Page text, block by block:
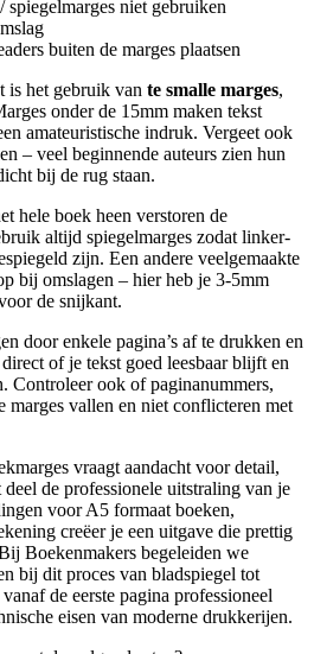
spiegelmarges niet gebruiken
buiten de marges plaatsen
is het gebruik van te smalle marges,
onder de 15mm maken tekst
amateuristische indruk. Vergeet ook
– veel beginnende auteurs zien hun
bij de rug staan.
hele boek heen verstoren de
altijd spiegelmarges zodat linker-
zijn. Een andere veelgemaakte
bij omslagen – hier heb je 3-5mm
de snijkant.
door enkele pagina’s af te drukken en
of je tekst goed leesbaar blijft en
Controleer ook of paginanummers,
marges vallen en niet conflicteren met
vraagt aandacht voor detail,
de professionele uitstraling van je
voor A5 formaat boeken,
creëer je een uitgave die prettig
Boekenmakers begeleiden we
bij dit proces van bladspiegel tot
de eerste pagina professioneel
eisen van moderne drukkerijen.